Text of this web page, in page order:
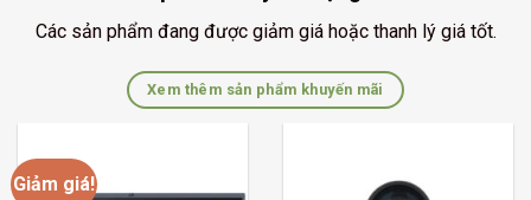
Các sản phẩm đang được giảm giá hoặc thanh lý giá tốt.
Xem thêm sản phẩm khuyến mãi
Giảm giá!